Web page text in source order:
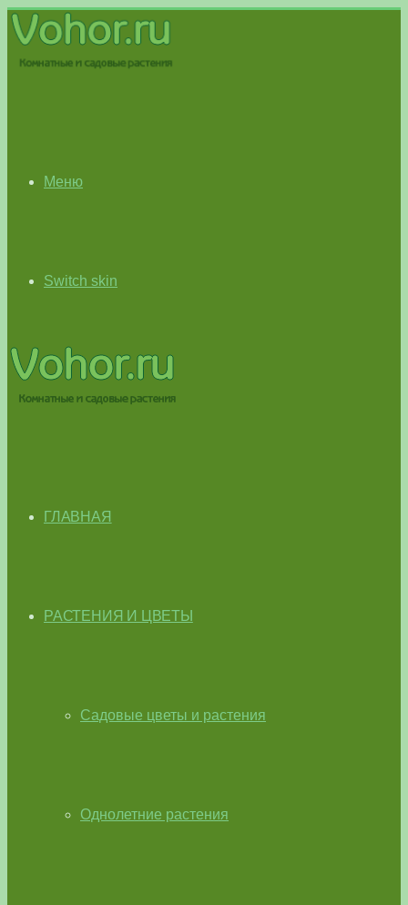
Меню
Switch skin
ГЛАВНАЯ
РАСТЕНИЯ И ЦВЕТЫ
Садовые цветы и растения
Однолетние растения